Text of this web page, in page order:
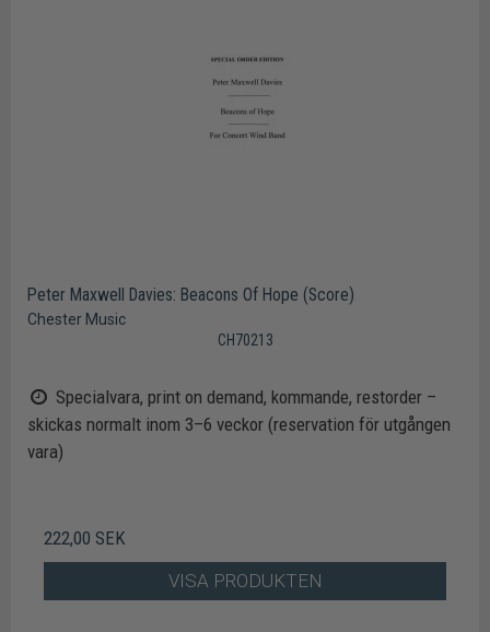
Peter Maxwell Davies: Beacons Of Hope (Score)
Chester Music
CH70213
Specialvara, print on demand, kommande, restorder –
skickas normalt inom 3–6 veckor (reservation för utgången
vara)
222,00 SEK
VISA PRODUKTEN